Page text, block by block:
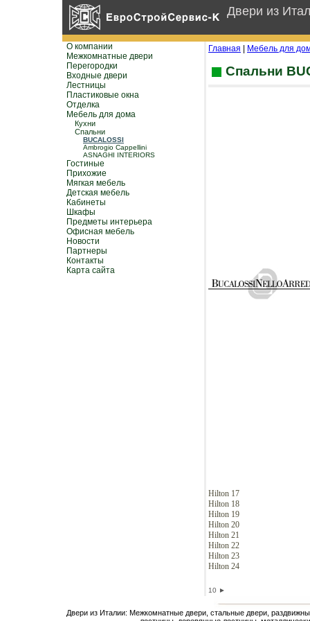
Двери из
О компании
Межкомнатные двери
Перегородки
Входные двери
Лестницы
Пластиковые окна
Отделка
Мебель для дома
Кухни
Спальни
BUCALOSSI
Ambrogio Cappellini
ASNAGHI INTERIORS
Гостиные
Прихожие
Мягкая мебель
Детская мебель
Кабинеты
Шкафы
Предметы интерьера
Офисная мебель
Новости
Партнеры
Контакты
Карта сайта
Главная Мебель для
Спальни
Hilton 17
Hilton 18
Hilton 19
Hilton 20
Hilton 21
Hilton 22
Hilton 23
Hilton 24
10 ►
Двери из Италии: Межкомнатные двери, стальные двери,